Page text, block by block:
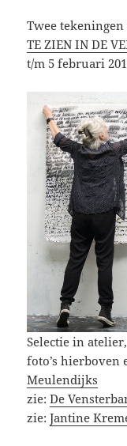
Twee
TE ZIEN IN DE
t/m 5 februari
Selectie in atelier,
foto’s hierboven
Meulendijks
zie:De
zie:Jantine